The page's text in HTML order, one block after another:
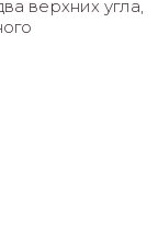
верхних угла,